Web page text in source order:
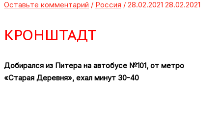
Оставьте комментарий / Россия / 28.02.2021 28.02.2021
КРОНШТАДТ
Добирался из Питера на автобусе №101, от метро
«Старая Деревня», ехал минут 30-40